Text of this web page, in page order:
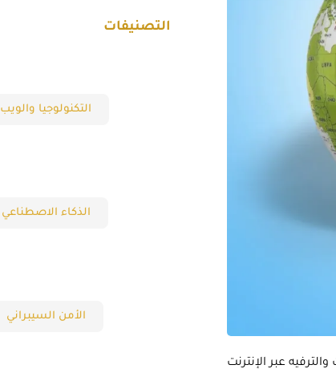
عبر الإنترنت
التصنيفات
التكنولوجيا والويب
الذكاء الاصطناعي
الأمن السيبراني